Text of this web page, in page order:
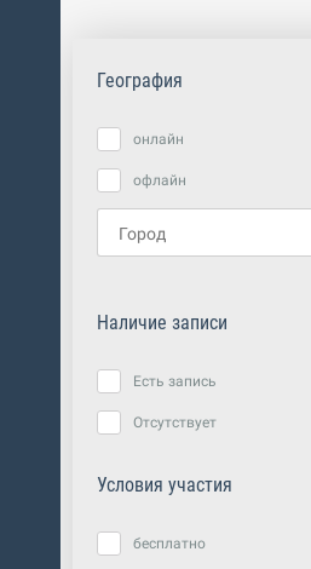
География
онлайн
офлайн
Наличие записи
Есть запись
Отсутствует
Условия участия
бесплатно